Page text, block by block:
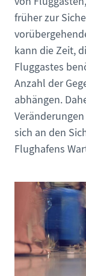
früher zur
kann die Zeit,
Fluggastes
Anzahl der
abhängen.
sich an den
Flughafens